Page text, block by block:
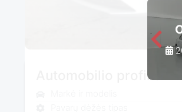
Automobilio profilis